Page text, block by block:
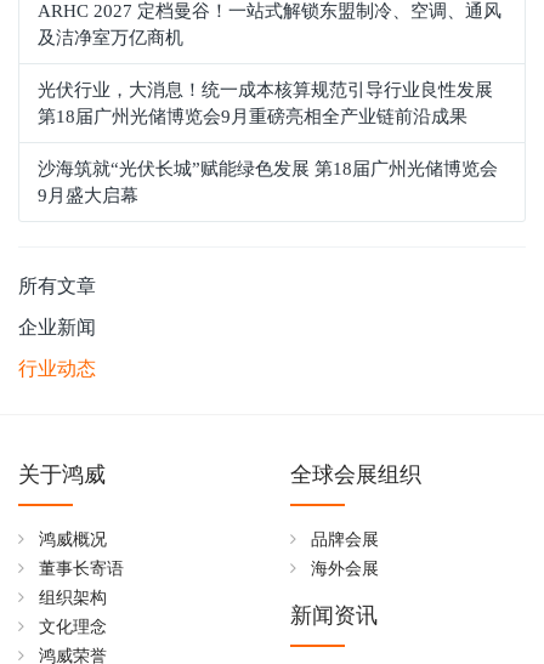
ARHC 2027 定档曼谷！一站式解锁东盟制冷、空调、通风
及洁净室万亿商机
光伏行业，大消息！统一成本核算规范引导行业良性发展
第18届广州光储博览会9月重磅亮相全产业链前沿成果
沙海筑就“光伏长城”赋能绿色发展 第18届广州光储博览会
9月盛大启幕
所有文章
企业新闻
行业动态
关于鸿威
鸿威概况
董事长寄语
组织架构
文化理念
鸿威荣誉
全球会展组织
品牌会展
海外会展
新闻资讯